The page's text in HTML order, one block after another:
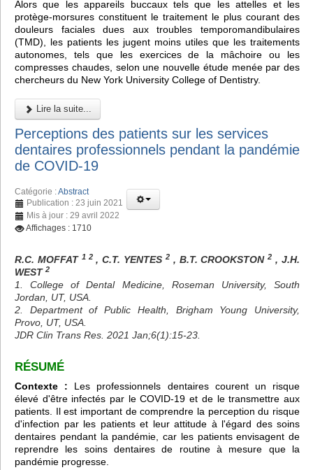
Alors que les appareils buccaux tels que les attelles et les
protège-morsures constituent le traitement le plus courant des
douleurs faciales dues aux troubles temporomandibulaires
(TMD), les patients les jugent moins utiles que les traitements
autonomes, tels que les exercices de la mâchoire ou les
compresses chaudes, selon une nouvelle étude menée par des
chercheurs du New York University College of Dentistry.
Lire la suite...
Perceptions des patients sur les services
dentaires professionnels pendant la pandémie
de COVID-19
Catégorie :Abstract
Publication : 23 juin 2021
Mis à jour : 29 avril 2022
Affichages : 1710
R.C. MOFFAT 1 2, C.T. YENTES 2, B.T. CROOKSTON2 , J.H.
WEST 2
1. College of Dental Medicine, Roseman University, South
Jordan, UT, USA.
2. Department of Public Health, Brigham Young University,
Provo, UT, USA.
JDR Clin Trans Res. 2021 Jan;6(1):15-23.
RÉSUMÉ
Contexte : Les professionnels dentaires courent un risque
élevé d'être infectés par le COVID-19 et de le transmettre aux
patients. Il est important de comprendre la perception du risque
d'infection par les patients et leur attitude à l'égard des soins
dentaires pendant la pandémie, car les patients envisagent de
reprendre les soins dentaires de routine à mesure que la
pandémie progresse.